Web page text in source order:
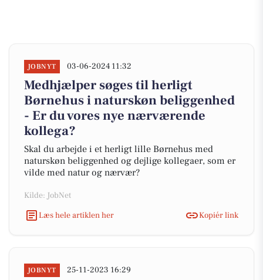
JOBNYT 03-06-2024 11:32
Medhjælper søges til herligt
Børnehus i naturskøn beliggenhed
- Er du vores nye nærværende
kollega?
Skal du arbejde i et herligt lille Børnehus med
naturskøn beliggenhed og dejlige kollegaer, som er
vilde med natur og nærvær?
Kilde: JobNet
Læs hele artiklen her
Kopiér link
JOBNYT 25-11-2023 16:29